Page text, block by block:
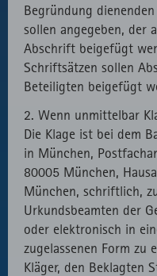
Begründung
sollen angegeben, der
Abschrift beigefügt
Schriftsätzen sollen
Beteiligten beigefügt
2. Wenn unmittelbar
Die Klage ist bei dem
in München,
80005 München,
München, schriftlich,
Urkundsbeamten der
oder elektronisch in
zugelassenen Form zu
Kläger, den Beklagten